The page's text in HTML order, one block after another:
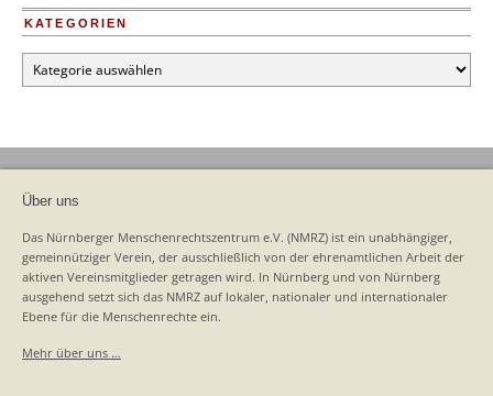
KATEGORIEN
Kategorien
Über uns
Das Nürnberger Menschenrechtszentrum e.V. (NMRZ) ist ein unabhängiger,
gemeinnütziger Verein, der ausschließlich von der ehrenamtlichen Arbeit der
aktiven Vereinsmitglieder getragen wird. In Nürnberg und von Nürnberg
ausgehend setzt sich das NMRZ auf lokaler, nationaler und internationaler
Ebene für die Menschenrechte ein.
Mehr über uns …